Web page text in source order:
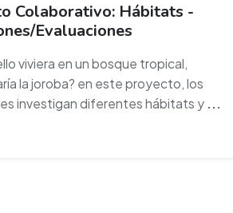
Colaborativo: Hábitats -
Evaluaciones
viviera en un bosque tropical,
la joroba? en este proyecto, los
investigan diferentes hábitats y ...